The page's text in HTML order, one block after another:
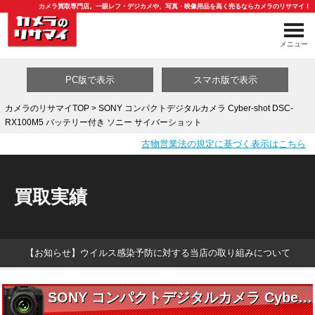
カメラ買取専門店。一眼レフ・デジカメや、写真・映像用品を高く売るならカメラのリサマイ！
メニュー
PC版で表示 スマホ版で表示
カメラのリサマイTOP> SONY コンパクトデジタルカメラ Cyber-shot DSC-
RX100M5 バッテリー付き ソニー サイバーショット
古物営業法の規定に基づく表示はこちら
買取実績
【お知らせ】ウイルス感染予防に対する当店の取り組みについて
SONY コンパクトデジタルカメラ Cyber-shot DSC-RX100M5 バッテリー付き ソニー サイバーショット